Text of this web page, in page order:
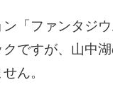
「ファンタジ
ですが、山中
ん。